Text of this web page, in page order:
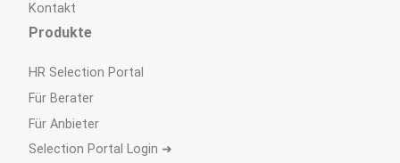
Kontakt
Produkte
HR Selection Portal
Für Berater
Für Anbieter
Selection Portal Login ➜